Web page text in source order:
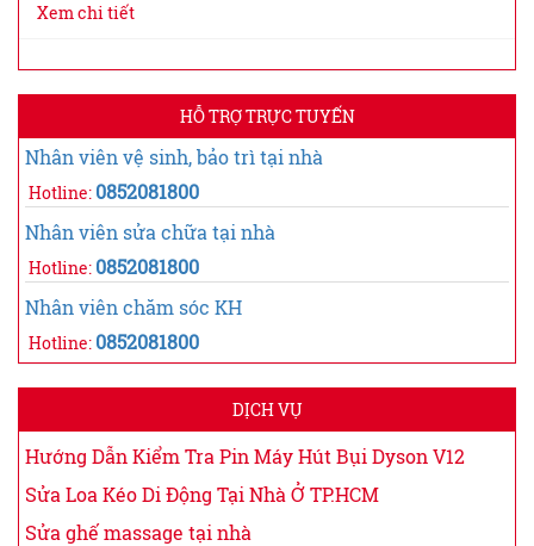
Xem chi tiết
HỖ TRỢ TRỰC TUYẾN
Nhân viên vệ sinh, bảo trì tại nhà
Hotline: 0852081800
Nhân viên sửa chữa tại nhà
Hotline: 0852081800
Nhân viên chăm sóc KH
Hotline: 0852081800
DỊCH VỤ
Hướng Dẫn Kiểm Tra Pin Máy Hút Bụi Dyson V12
Sửa Loa Kéo Di Động Tại Nhà Ở TP.HCM
Sửa ghế massage tại nhà